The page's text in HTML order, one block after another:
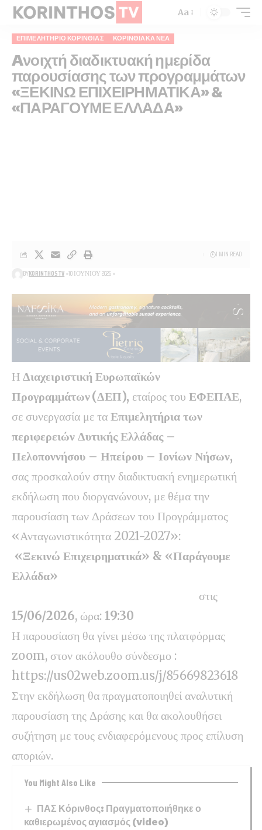
Aa
ΕΠΙΜΕΛΗΤΉΡΙΟ ΚΟΡΙΝΘΊΑΣ ΚΟΡΙΝΘΙΑΚΆ ΝΈΑ
Aνοιχτή διαδικτυακή ημερίδα
παρουσίασης των προγραμμάτων
«ΞΕΚΙΝΩ ΕΠΙΧΕΙΡΗΜΑΤΙΚΑ» &
«ΠΑΡΑΓΟΥΜΕ ΕΛΛΑΔΑ»
BYKORINTHOSTV 10 ΙΟΥΝΊΟΥ 2026
1 MIN READ
Η Διαχειριστική Ευρωπαϊκών
Προγραμμάτων (ΔΕΠ), εταίρος του ΕΦΕΠΑΕ,
σε συνεργασία με τα Επιμελητήρια των
περιφερειών Δυτικής Ελλάδας –
Πελοποννήσου – Ηπείρου – Ιονίων Νήσων,
σας προσκαλούν στην διαδικτυακή ενημερωτική
εκδήλωση που διοργανώνουν, με θέμα την
παρουσίαση των Δράσεων του Προγράμματος
«Ανταγωνιστικότητα 2021-2027»:
«Ξεκινώ Επιχειρηματικά» & «Παράγουμε
Ελλάδα»
στις
15/06/2026, ώρα: 19:30
Η παρουσίαση θα γίνει μέσω της πλατφόρμας
zoom, στον ακόλουθο σύνδεσμο :
https://us02web.zoom.us/j/85669823618
Στην εκδήλωση θα πραγματοποιηθεί αναλυτική
παρουσίαση της Δράσης και θα ακολουθήσει
συζήτηση με τους ενδιαφερόμενους προς επίλυση
αποριών.
You Might Also Like
ΠΑΣ Κόρινθος: Πραγματοποιήθηκε ο
καθιερωμένος αγιασμός (video)